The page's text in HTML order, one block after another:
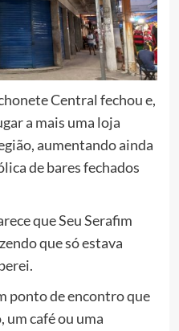
Central fechou e,
a mais uma loja
aumentando ainda
de bares fechados
que Seu Serafim
que só estava
ponto de encontro que
um café ou uma